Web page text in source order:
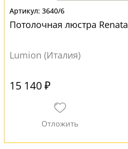
3640/6
Потолочная люстра
Lumion (Италия)
15 140 ₽